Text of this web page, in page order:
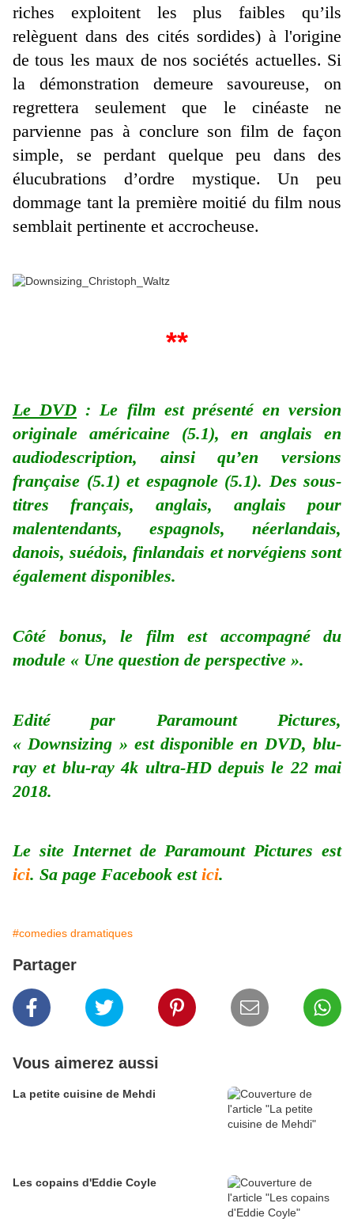
riches exploitent les plus faibles qu’ils
relèguent dans des cités sordides) à l'origine
de tous les maux de nos sociétés actuelles. Si
la démonstration demeure savoureuse, on
regrettera seulement que le cinéaste ne
parvienne pas à conclure son film de façon
simple, se perdant quelque peu dans des
élucubrations d’ordre mystique. Un peu
dommage tant la première moitié du film nous
semblait pertinente et accrocheuse.
**
Le DVD : Le film est présenté en version
originale américaine (5.1), en anglais en
audiodescription, ainsi qu’en versions
française (5.1) et espagnole (5.1). Des sous-
titres français, anglais, anglais pour
malentendants, espagnols, néerlandais,
danois, suédois, finlandais et norvégiens sont
également disponibles.
Côté bonus, le film est accompagné du
module « Une question de perspective ».
Edité par Paramount Pictures,
« Downsizing » est disponible en DVD, blu-
ray et blu-ray 4k ultra-HD depuis le 22 mai
2018.
Le site Internet de Paramount Pictures est
ici. Sa page Facebook est ici.
#comedies dramatiques
Partager
Vous aimerez aussi
La petite cuisine de Mehdi
Les copains d'Eddie Coyle